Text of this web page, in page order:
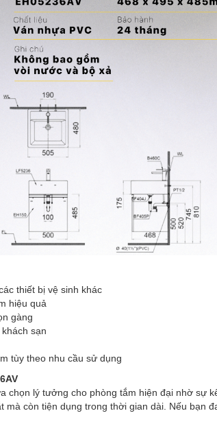
thiết bị vệ sinh khác
hiệu quả
gàng
sạn
tùy theo nhu cầu sử dụng
chọn lý tưởng cho phòng tắm hiện đại nhờ
còn tiện dụng trong thời gian dài. Nếu bạn